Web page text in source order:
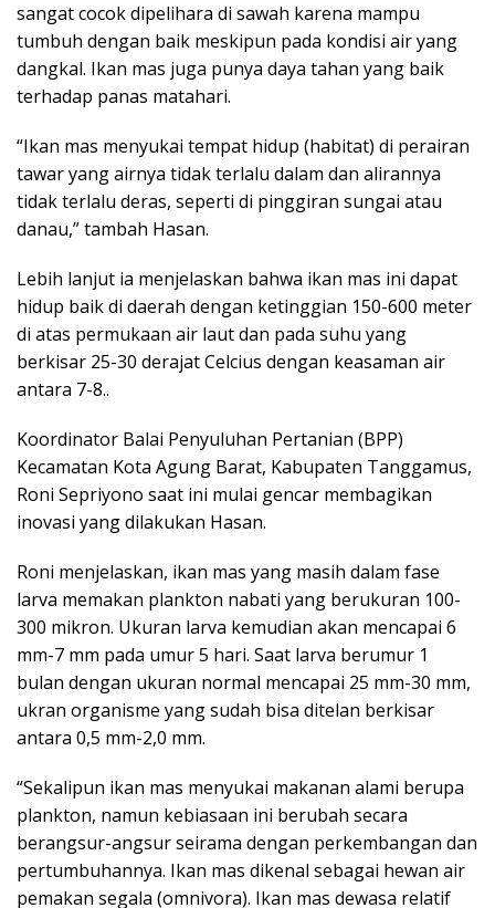
sangat cocok dipelihara di sawah karena mampu
tumbuh dengan baik meskipun pada kondisi air yang
dangkal. Ikan mas juga punya daya tahan yang baik
terhadap panas matahari.
“Ikan mas menyukai tempat hidup (habitat) di perairan
tawar yang airnya tidak terlalu dalam dan alirannya
tidak terlalu deras, seperti di pinggiran sungai atau
danau,” tambah Hasan.
Lebih lanjut ia menjelaskan bahwa ikan mas ini dapat
hidup baik di daerah dengan ketinggian 150-600 meter
di atas permukaan air laut dan pada suhu yang
berkisar 25-30 derajat Celcius dengan keasaman air
antara 7-8..
Koordinator Balai Penyuluhan Pertanian (BPP)
Kecamatan Kota Agung Barat, Kabupaten Tanggamus,
Roni Sepriyono saat ini mulai gencar membagikan
inovasi yang dilakukan Hasan.
Roni menjelaskan, ikan mas yang masih dalam fase
larva memakan plankton nabati yang berukuran 100-
300 mikron. Ukuran larva kemudian akan mencapai 6
mm-7 mm pada umur 5 hari. Saat larva berumur 1
bulan dengan ukuran normal mencapai 25 mm-30 mm,
ukran organisme yang sudah bisa ditelan berkisar
antara 0,5 mm-2,0 mm.
“Sekalipun ikan mas menyukai makanan alami berupa
plankton, namun kebiasaan ini berubah secara
berangsur-angsur seirama dengan perkembangan dan
pertumbuhannya. Ikan mas dikenal sebagai hewan air
pemakan segala (omnivora). Ikan mas dewasa relatif